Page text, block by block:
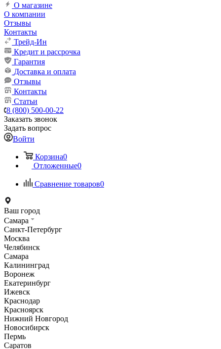
О магазине
О компании
Отзывы
Контакты
Трейд-Ин
Кредит и рассрочка
Гарантия
Доставка и оплата
Отзывы
Контакты
Статьи
8 (800) 500-00-22
Заказать звонок
Задать вопрос
Войти
Корзина0
Отложенные0
Сравнение товаров0
Ваш город
Самара
Санкт-Петербург
Москва
Челябинск
Самара
Калининград
Воронеж
Екатеринбург
Ижевск
Краснодар
Красноярск
Нижний Новгород
Новосибирск
Пермь
Саратов